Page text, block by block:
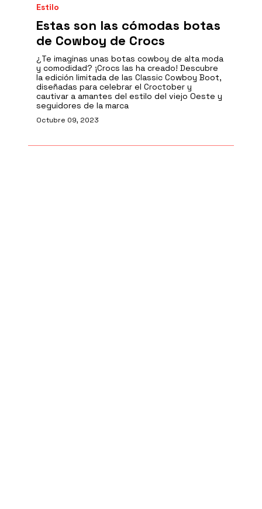
Estilo
Estas son las cómodas botas
de Cowboy de Crocs
¿Te imaginas unas botas cowboy de alta moda
y comodidad? ¡Crocs las ha creado! Descubre
la edición limitada de las Classic Cowboy Boot,
diseñadas para celebrar el Croctober y
cautivar a amantes del estilo del viejo Oeste y
seguidores de la marca
Octubre 09, 2023